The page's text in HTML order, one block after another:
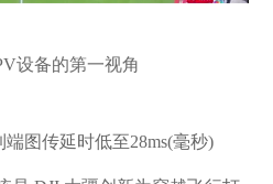
设备的第一视角
图传延时低至28ms(毫秒)